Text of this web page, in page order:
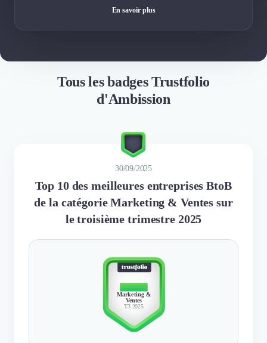
En savoir plus
Tous les badges Trustfolio
d'Ambission
30/09/2025
Top 10 des meilleures entreprises BtoB
de la catégorie Marketing & Ventes sur
le troisième trimestre 2025
TOP 10
Marketing &
Ventes
T3 2025